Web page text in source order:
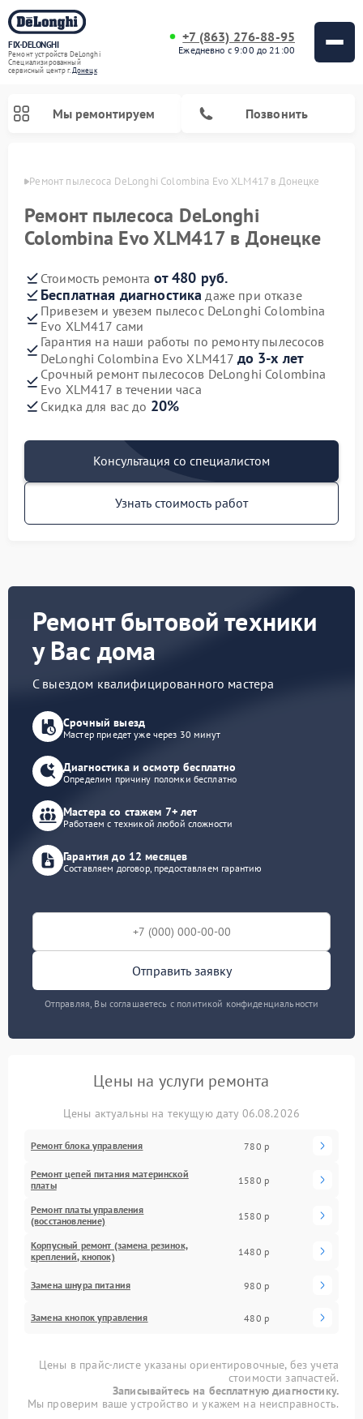
FIX-DELONGHI
Ремонт устройств DeLonghi
Специализированный
cервисный центр г.Донецк
+7 (863) 276-88-95
Ежедневно с 9:00 до 21:00
Мы ремонтируем Позвонить
Ремонт пылесоса DeLonghi Colombina Evo XLM417 в Донецке
Ремонт пылесоса DeLonghi
Colombina Evo XLM417 в Донецке
Стоимость ремонта от 480 руб.
Бесплатная диагностика даже при отказе
Привезем и увезем пылесос DeLonghi Colombina
Evo XLM417 сами
Гарантия на наши работы по ремонту пылесосов
DeLonghi Colombina Evo XLM417 до 3-х лет
Срочный ремонт пылесосов DeLonghi Colombina
Evo XLM417 в течении часа
Скидка для вас до 20%
Консультация со специалистом
Узнать стоимость работ
Ремонт бытовой техники
у Вас дома
С выездом квалифицированного мастера
Срочный выезд
Мастер приедет уже через 30 минут
Диагностика и осмотр бесплатно
Определим причину поломки бесплатно
Мастера со стажем 7+ лет
Работаем с техникой любой сложности
Гарантия до 12 месяцев
Составляем договор, предоставляем гарантию
Отправить заявку
Отправляя, Вы соглашаетесь с политикой конфиденциальности
Цены на услуги ремонта
Цены актуальны на текущую дату 06.08.2026
Ремонт блока управления 780 р
Ремонт цепей питания материнской
платы
1580 р
Ремонт платы управления
(восстановление)
1580 р
Корпусный ремонт (замена резинок,
креплений, кнопок)
1480 р
Замена шнура питания 980 р
Замена кнопок управления 480 р
Цены в прайс-листе указаны ориентировочные, без учета
стоимости запчастей.
Записывайтесь на бесплатную диагностику.
Мы проверим ваше устройство и укажем на неисправность.